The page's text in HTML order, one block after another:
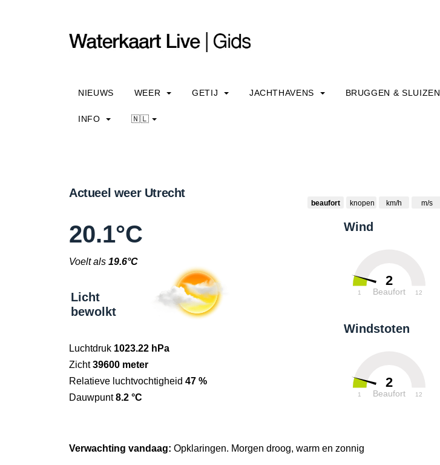
NIEUWS WEER GETIJ JACHTHAVENS BRUGGEN & SLUIZEN
INFO 🇳🇱
Actueel weer Utrecht
beaufort knopen km/h m/s
Wind
2
Beaufort
1 12
Windstoten
2
Beaufort
1 12
20.1°C
Voelt als 19.6°C
Licht
bewolkt
Luchtdruk 1023.22 hPa
Zicht39600 meter
Relatieve luchtvochtigheid 47 %
Dauwpunt8.2 °C
Verwachting vandaag: Opklaringen. Morgen droog, warm en zonnig